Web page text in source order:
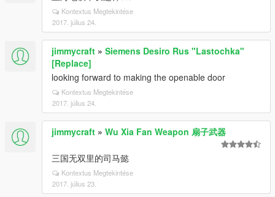
Kontextus Megtekintése
2017. július 24.
jimmycraft » Siemens Desiro Rus "Lastochka"
[Replace]
looking forward to making the openable door
Kontextus Megtekintése
2017. július 24.
jimmycraft » Wu Xia Fan Weapon 扇子武器
三国无双里的司马懿
Kontextus Megtekintése
2017. július 23.